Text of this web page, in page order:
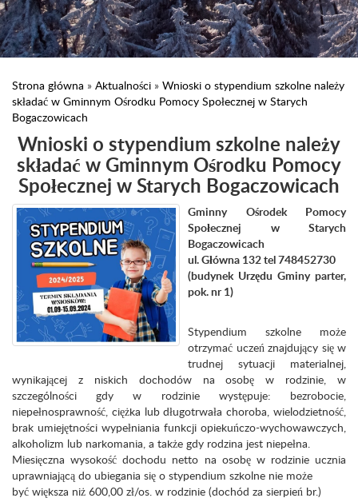
Strona główna » Aktualności » Wnioski o stypendium szkolne należy
składać w Gminnym Ośrodku Pomocy Społecznej w Starych
Bogaczowicach
Wnioski o stypendium szkolne należy
składać w Gminnym Ośrodku Pomocy
Społecznej w Starych Bogaczowicach
Gminny Ośrodek Pomocy
Społecznej w Starych
Bogaczowicach
ul. Główna 132 tel 748452730
(budynek Urzędu Gminy parter,
pok. nr 1)
Stypendium szkolne może
otrzymać uczeń znajdujący się w
trudnej sytuacji materialnej,
wynikającej z niskich dochodów na osobę w rodzinie, w
szczególności gdy w rodzinie występuje: bezrobocie,
niepełnosprawność, ciężka lub długotrwała choroba, wielodzietność,
brak umiejętności wypełniania funkcji opiekuńczo-wychowawczych,
alkoholizm lub narkomania, a także gdy rodzina jest niepełna.
Miesięczna wysokość dochodu netto na osobę w rodzinie ucznia
uprawniającą do ubiegania się o stypendium szkolne nie może
być większa niż 600,00 zł/os. w rodzinie (dochód za sierpień br.)